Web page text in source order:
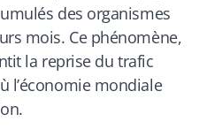
des organismes
mois. Ce phénomène,
la reprise du trafic
l’économie mondiale